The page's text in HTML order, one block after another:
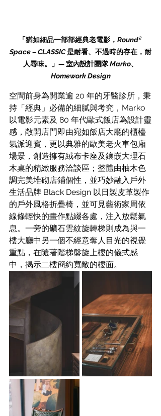
「猶如細品一部部經典老電影， Round²
Space – CLASSIC 是耐看、不過時的存在，耐
人尋味。」 — 室內設計團隊 Marko、
Homework Design
空間前身為開業逾 20 年的牙醫診所，秉
持「經典」必備的細膩與考究，Marko
以電影元素及 80 年代歐式飯店為設計靈
感，敞開店門即由宛如飯店大廳的櫃檯
氣派迎賓，更以典雅的歐美老火車包廂
場景，創造擁有絨布卡座及鑲嵌大理石
木桌的精緻服務洽談區；整體由柚木色
調完美堆砌店鋪個性，並巧妙融入戶外
生活品牌 Black Design 以日製皮革製作
的戶外風格折疊椅，並可見藝術家周依
線條輕快的畫作點綴各處，注入放鬆氣
息。一旁的礦石雲紋旋轉梯則成為與一
樓大廳中另一個不經意奪人目光的視覺
重點，在隨著階梯盤旋上樓的儀式感
中，揭示二樓簡約寬敞的樓面。